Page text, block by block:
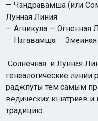
— Чандравамша (или
Лунная Линия
— Агникула — Огненная
— Нагавамша —
Солнечная и Лунная
генеалогические линии
раджпуты тем самым
ведических кшатриев
традицию.